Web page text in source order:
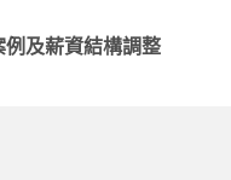
及薪資結構調整